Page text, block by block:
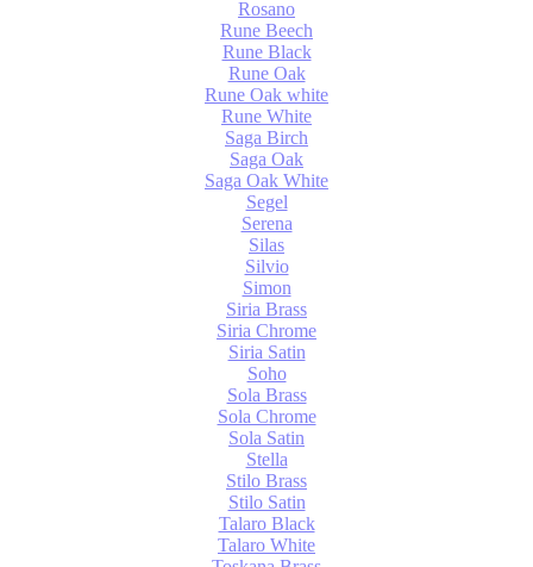
Rosano
Rune Beech
Rune Black
Rune Oak
Rune Oak white
Rune White
Saga Birch
Saga Oak
Saga Oak White
Segel
Serena
Silas
Silvio
Simon
Siria Brass
Siria Chrome
Siria Satin
Soho
Sola Brass
Sola Chrome
Sola Satin
Stella
Stilo Brass
Stilo Satin
Talaro Black
Talaro White